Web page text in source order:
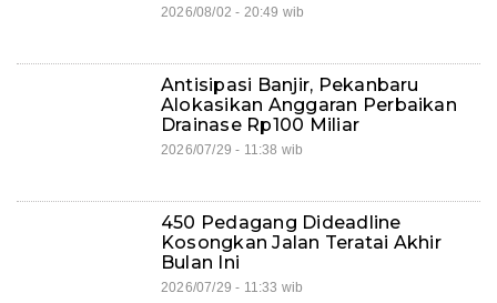
2026/08/02 - 20:49 wib
Antisipasi Banjir, Pekanbaru
Alokasikan Anggaran Perbaikan
Drainase Rp100 Miliar
2026/07/29 - 11:38 wib
450 Pedagang Dideadline
Kosongkan Jalan Teratai Akhir
Bulan Ini
2026/07/29 - 11:33 wib